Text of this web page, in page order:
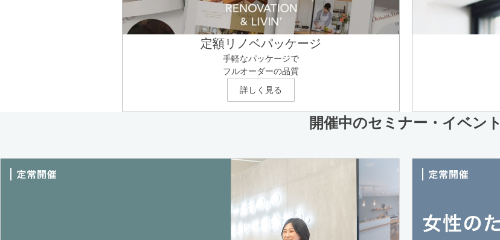
定額リノベパッケージ
手軽なパッケージで
フルオーダーの品質
詳しく見る
開催中のセミナー・イベント